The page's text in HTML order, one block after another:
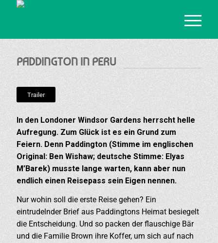
PADDINGTON IN PERU
Trailer
In den Londoner Windsor Gardens herrscht helle
Aufregung. Zum Glück ist es ein Grund zum
Feiern. Denn Paddington (Stimme im englischen
Original: Ben Wishaw; deutsche Stimme: Elyas
M’Barek) musste lange warten, kann aber nun
endlich einen Reisepass sein Eigen nennen.
Nur wohin soll die erste Reise gehen? Ein
eintrudelnder Brief aus Paddingtons Heimat besiegelt
die Entscheidung. Und so packen der flauschige Bär
und die Familie Brown ihre Koffer, um sich auf nach